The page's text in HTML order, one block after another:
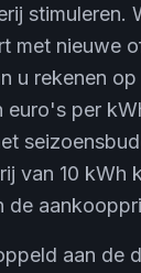
stimuleren.
met nieuwe
u rekenen
euro's per
van 10 kWh
de
aan de